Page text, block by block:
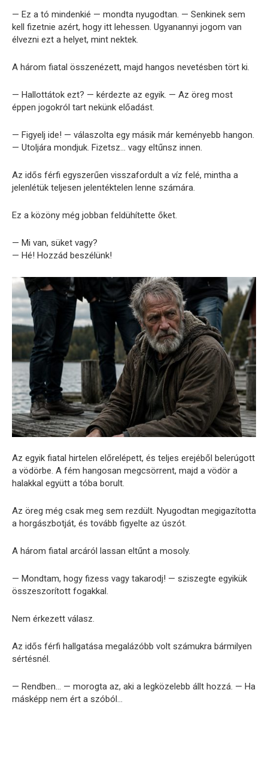
— Ez a tó mindenkié — mondta nyugodtan. — Senkinek sem
kell fizetnie azért, hogy itt lehessen. Ugyanannyi jogom van
élvezni ezt a helyet, mint nektek.
A három fiatal összenézett, majd hangos nevetésben tört ki.
— Hallottátok ezt? — kérdezte az egyik. — Az öreg most
éppen jogokról tart nekünk előadást.
— Figyelj ide! — válaszolta egy másik már keményebb hangon.
— Utoljára mondjuk. Fizetsz… vagy eltűnsz innen.
Az idős férfi egyszerűen visszafordult a víz felé, mintha a
jelenlétük teljesen jelentéktelen lenne számára.
Ez a közöny még jobban feldühítette őket.
— Mi van, süket vagy?
— Hé! Hozzád beszélünk!
Az egyik fiatal hirtelen előrelépett, és teljes erejéből belerúgott
a vödörbe. A fém hangosan megcsörrent, majd a vödör a
halakkal együtt a tóba borult.
Az öreg még csak meg sem rezdült. Nyugodtan megigazította
a horgászbotját, és tovább figyelte az úszót.
A három fiatal arcáról lassan eltűnt a mosoly.
— Mondtam, hogy fizess vagy takarodj! — sziszegte egyikük
összeszorított fogakkal.
Nem érkezett válasz.
Az idős férfi hallgatása megalázóbb volt számukra bármilyen
sértésnél.
— Rendben… — morogta az, aki a legközelebb állt hozzá. — Ha
másképp nem ért a szóból…